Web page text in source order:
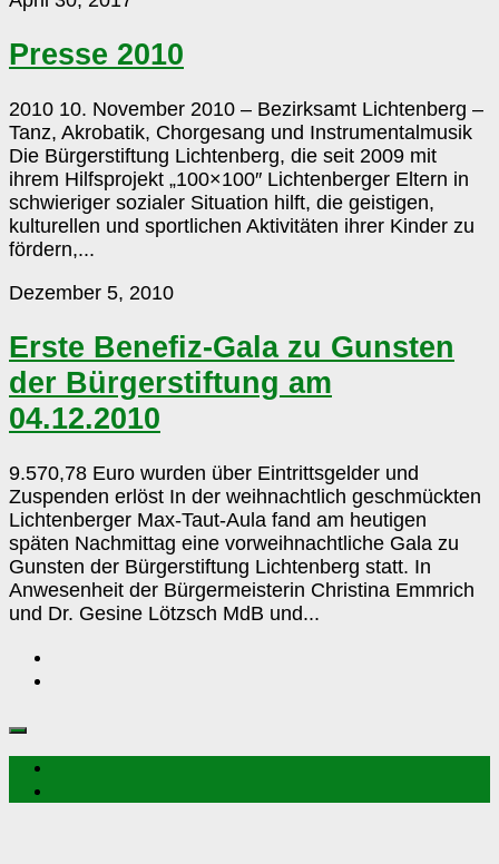
Presse 2010
2010 10. November 2010 – Bezirksamt Lichtenberg –
Tanz, Akrobatik, Chorgesang und Instrumentalmusik
Die Bürgerstiftung Lichtenberg, die seit 2009 mit
ihrem Hilfsprojekt „100×100″ Lichtenberger Eltern in
schwieriger sozialer Situation hilft, die geistigen,
kulturellen und sportlichen Aktivitäten ihrer Kinder zu
fördern,...
Erste
Gala
zu
Gunsten
der
Bürgerstiftung
04.12.2010
Dezember 5, 2010
Erste Benefiz-Gala zu Gunsten
der Bürgerstiftung am
04.12.2010
9.570,78 Euro wurden über Eintrittsgelder und
Zuspenden erlöst In der weihnachtlich geschmückten
Lichtenberger Max-Taut-Aula fand am heutigen
späten Nachmittag eine vorweihnachtliche Gala zu
Gunsten der Bürgerstiftung Lichtenberg statt. In
Anwesenheit der Bürgermeisterin Christina Emmrich
und Dr. Gesine Lötzsch MdB und...